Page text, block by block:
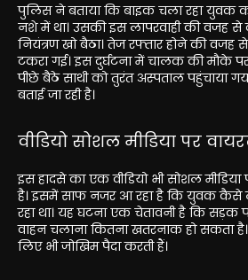
पुलिस ने बताया कि बाइक चला रहा युवक
नशे में था। उसकी इस लापरवाही की वजह से
नियंत्रण खो बैठा। तेज रफ्तार होने की वजह
टकरा गई। इस दुर्घटना में चालक की मौके
पीछे बैठे साथी को तुरंत अस्पताल पहुंचाया
बताई जा रही है।
वीडियो सोशल मीडिया पर
इस हादसे का एक वीडियो भी सोशल मीडिया
है। इसमें साफ नजर आ रहा है कि युवक कैसे
रहा था। यह घटना एक चेतावनी है कि सड़क
वाहन चलाना कितना खतरनाक हो सकता
लिए भी जोखिम पैदा करती हैं।